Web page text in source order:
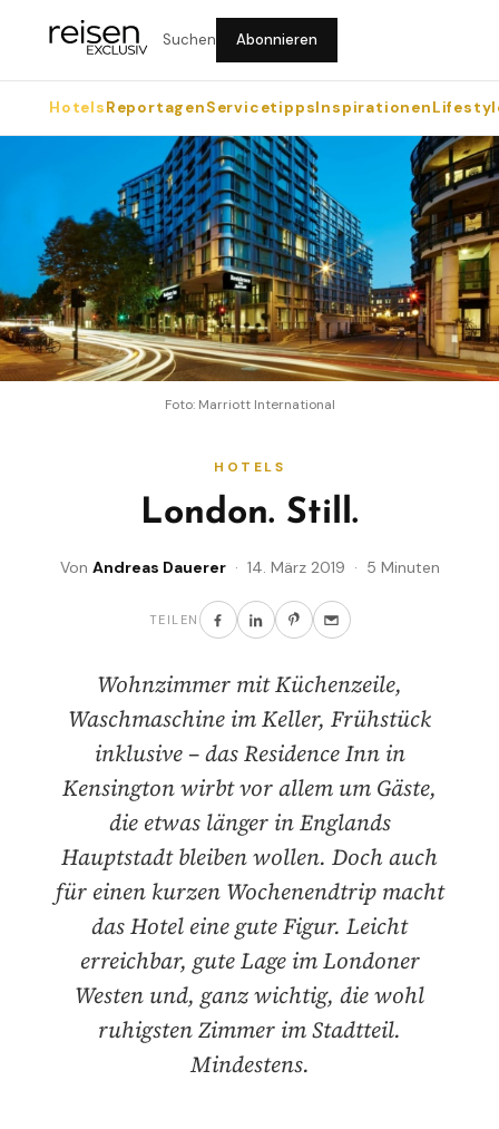
Suchen Abonnieren
HotelsReportagenServicetippsInspirationen
Foto: Marriott International
HOTELS
London. Still.
Von Andreas Dauerer· 14. März 2019 · 5 Minuten
TEILEN
Wohnzimmer mit Küchenzeile,
Waschmaschine im Keller, Frühstück
inklusive – das Residence Inn in
Kensington wirbt vor allem um Gäste,
die etwas länger in Englands
Hauptstadt bleiben wollen. Doch auch
für einen kurzen Wochenendtrip macht
das Hotel eine gute Figur. Leicht
erreichbar, gute Lage im Londoner
Westen und, ganz wichtig, die wohl
ruhigsten Zimmer im Stadtteil.
Mindestens.